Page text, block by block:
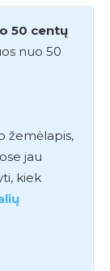
50 centų
nuo 50
žemėlapis,
jau
kiek